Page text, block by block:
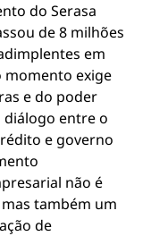
do Serasa
de 8 milhões
em
momento exige
e do poder
diálogo entre o
e governo
não é
também um
de